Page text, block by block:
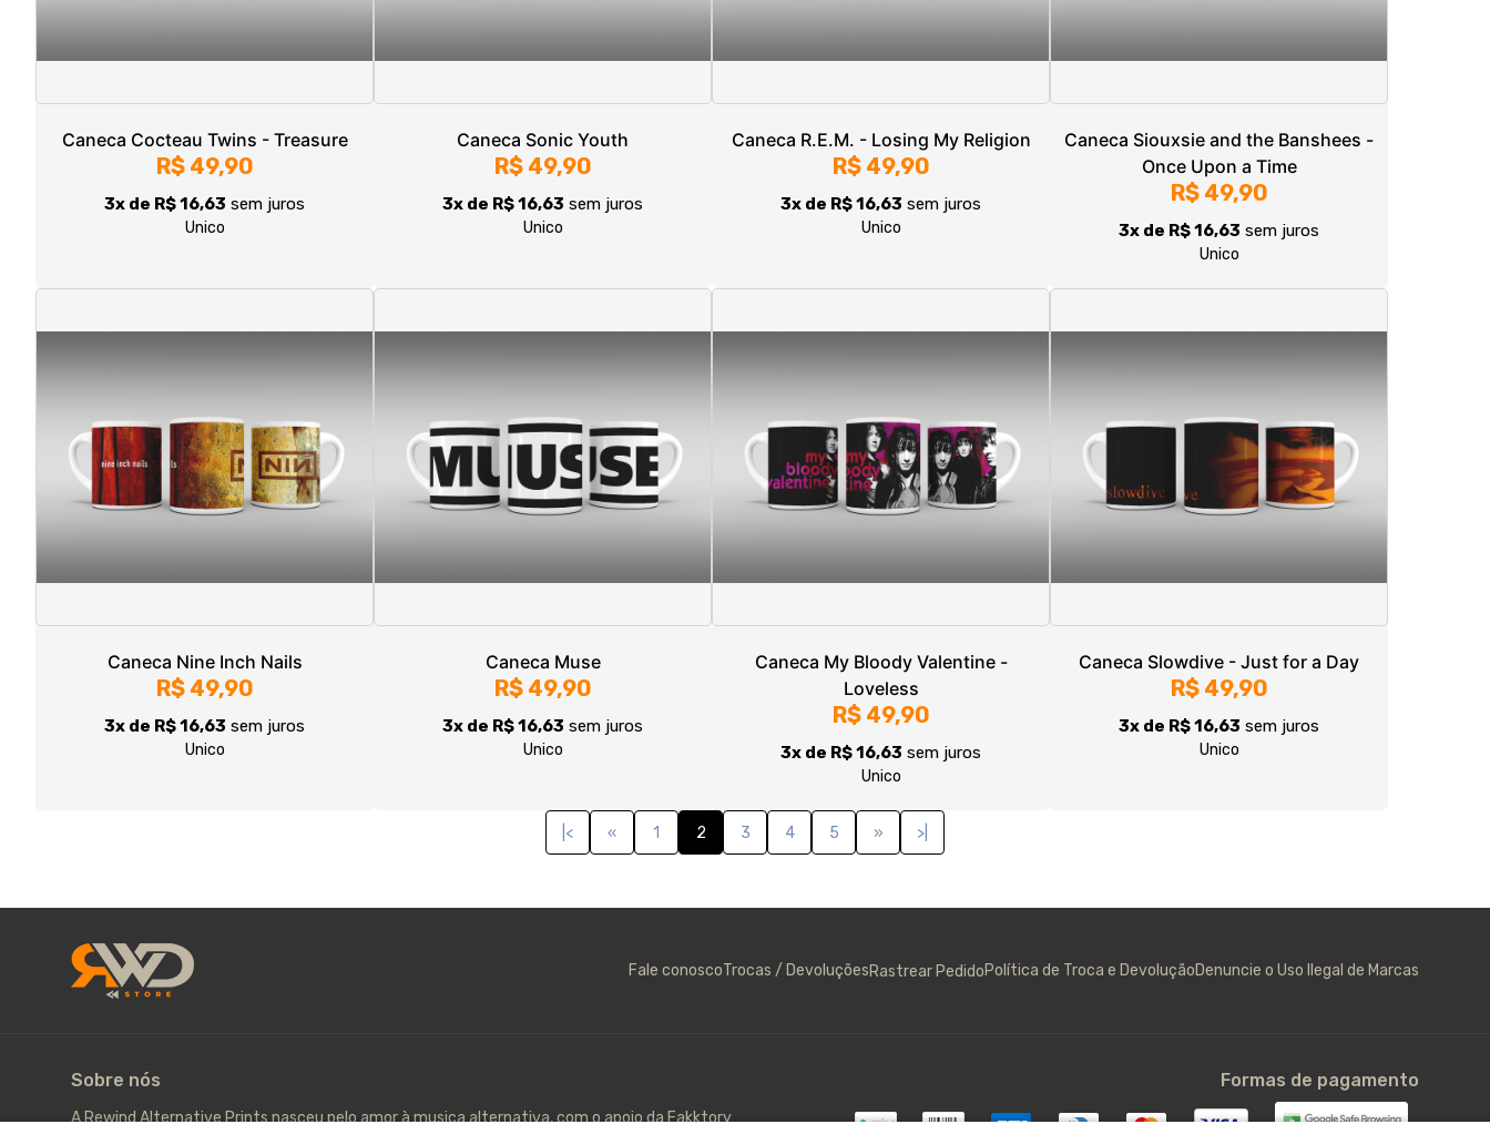
Caneca Nine Inch Nails
R$ 49,90
3x de R$ 16,63sem juros
Unico
Caneca Muse
R$ 49,90
3x de R$ 16,63sem juros
Unico
Caneca My Bloody Valentine -
Loveless
R$ 49,90
3x de R$ 16,63sem juros
Caneca Slowdive - Just for a Day
R$ 49,90
3x de R$ 16,63sem juros
Unico
|< « 1 2 3 4 5 » >|
Fale conosco Trocas / DevoluçõesRastrear Pedido Política de Troca e DevoluçãoDenuncie o Uso Ilegal de Marcas